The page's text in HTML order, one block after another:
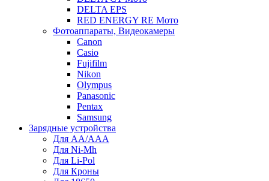
DELTA EPS
RED ENERGY RE Мото
Фотоаппараты, Видеокамеры
Canon
Casio
Fujifilm
Nikon
Olympus
Panasonic
Pentax
Samsung
Зарядные устройства
Для AA/AAA
Для Ni-Mh
Для Li-Pol
Для Кроны